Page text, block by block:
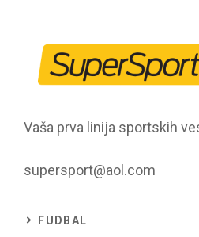
Vaša prva linija sportskih
supersport@aol.com
FUDBAL